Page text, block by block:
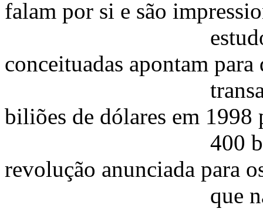
falam por si e são
estudos feitos
conceituadas apontam
transações na
biliões de dólares em 1998
400 biliões no
revolução anunciada para
que nada nem